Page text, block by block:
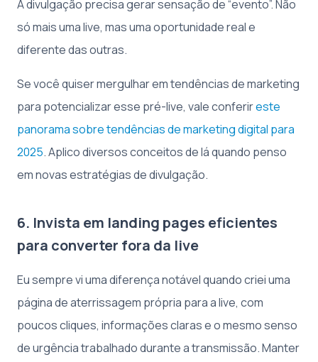
A divulgação precisa gerar sensação de “evento”. Não
só mais uma live, mas uma oportunidade real e
diferente das outras.
Se você quiser mergulhar em tendências de marketing
para potencializar esse pré-live, vale conferireste
panorama sobre tendências de marketing digital para
2025. Aplico diversos conceitos de lá quando penso
em novas estratégias de divulgação.
6. Invista em landing pages eficientes
para converter fora da live
Eu sempre vi uma diferença notável quando criei uma
página de aterrissagem própria para a live, com
poucos cliques, informações claras e o mesmo senso
de urgência trabalhado durante a transmissão. Manter